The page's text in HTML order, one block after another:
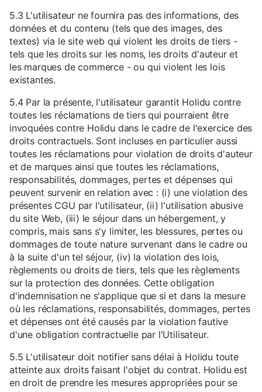
5.3 L'utilisateur ne fournira pas des informations, des
données et du contenu (tels que des images, des
textes) via le site web qui violent les droits de tiers -
tels que les droits sur les noms, les droits d'auteur et
les marques de commerce - ou qui violent les lois
existantes.
5.4 Par la présente, l'utilisateur garantit Holidu contre
toutes les réclamations de tiers qui pourraient être
invoquées contre Holidu dans le cadre de l'exercice des
droits contractuels. Sont incluses en particulier aussi
toutes les réclamations pour violation de droits d'auteur
et de marques ainsi que toutes les réclamations,
responsabilités, dommages, pertes et dépenses qui
peuvent survenir en relation avec : (i) une violation des
présentes CGU par l'utilisateur, (ii) l'utilisation abusive
du site Web, (iii) le séjour dans un hébergement, y
compris, mais sans s'y limiter, les blessures, pertes ou
dommages de toute nature survenant dans le cadre ou
à la suite d'un tel séjour, (iv) la violation des lois,
règlements ou droits de tiers, tels que les règlements
sur la protection des données. Cette obligation
d'indemnisation ne s'applique que si et dans la mesure
où les réclamations, responsabilités, dommages, pertes
et dépenses ont été causés par la violation fautive
d'une obligation contractuelle par l'Utilisateur.
5.5 L'utilisateur doit notifier sans délai à Holidu toute
atteinte aux droits faisant l'objet du contrat. Holidu est
en droit de prendre les mesures appropriées pour se